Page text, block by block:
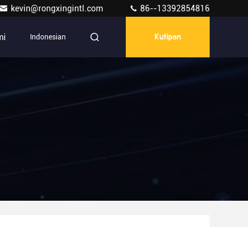
kevin@rongxingintl.com 86--13392854816
Indonesian Kutipan